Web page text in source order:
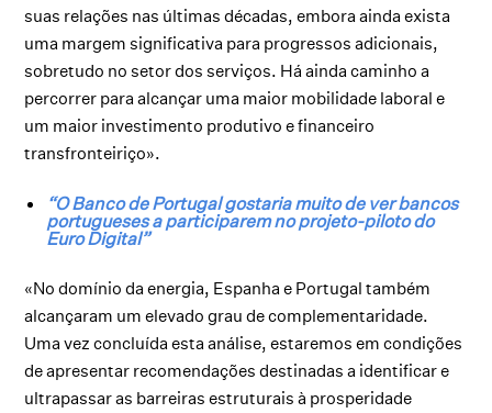
suas relações nas últimas décadas, embora ainda exista
uma margem significativa para progressos adicionais,
sobretudo no setor dos serviços. Há ainda caminho a
percorrer para alcançar uma maior mobilidade laboral e
um maior investimento produtivo e financeiro
transfronteiriço».
“O Banco de Portugal gostaria muito de ver bancos
portugueses a participarem no projeto-piloto do
Euro Digital”
«No domínio da energia, Espanha e Portugal também
alcançaram um elevado grau de complementaridade.
Uma vez concluída esta análise, estaremos em condições
de apresentar recomendações destinadas a identificar e
ultrapassar as barreiras estruturais à prosperidade